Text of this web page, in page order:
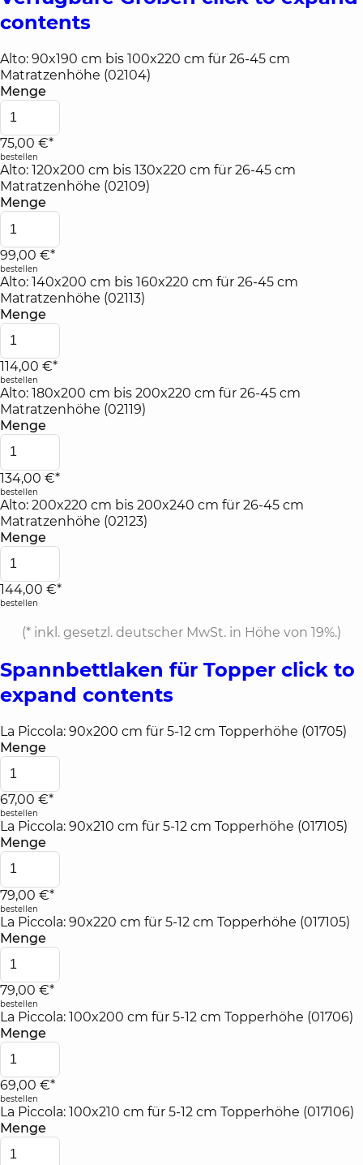
contents
Alto: 90x190 cm bis 100x220 cm für 26-45 cm
Matratzenhöhe (02104)
Menge
75,00 €*
bestellen
Alto: 120x200 cm bis 130x220 cm für 26-45 cm
Matratzenhöhe (02109)
Menge
99,00 €*
bestellen
Alto: 140x200 cm bis 160x220 cm für 26-45 cm
Matratzenhöhe (02113)
Menge
114,00 €*
bestellen
Alto: 180x200 cm bis 200x220 cm für 26-45 cm
Matratzenhöhe (02119)
Menge
134,00 €*
bestellen
Alto: 200x220 cm bis 200x240 cm für 26-45 cm
Matratzenhöhe (02123)
Menge
144,00 €*
bestellen
(* inkl. gesetzl. deutscher MwSt. in Höhe von 19%.)
Spannbettlaken für Topper click to
expand contents
La Piccola: 90x200 cm für 5-12 cm Topperhöhe (01705)
Menge
67,00 €*
bestellen
La Piccola: 90x210 cm für 5-12 cm Topperhöhe (017105)
Menge
79,00 €*
bestellen
La Piccola: 90x220 cm für 5-12 cm Topperhöhe (017105)
Menge
79,00 €*
bestellen
La Piccola: 100x200 cm für 5-12 cm Topperhöhe (01706)
Menge
69,00 €*
bestellen
La Piccola: 100x210 cm für 5-12 cm Topperhöhe (017106)
Menge